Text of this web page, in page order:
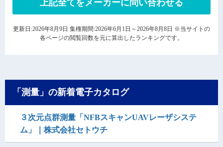
上記全てをメーカーに問い合わせる
更新日:2026年8月9日 集権期間:2026年6月1日～2026年8月8日 ※当サイトの
各ページの閲覧回数を元に算出したランキングです。
「測量」の新着電子カタログ
３次元点群測量「NFBスキャンUAVレーザシステ
ム」｜株式会社セトウチ